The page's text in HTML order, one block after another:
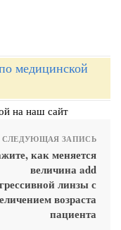
медицинской
на наш сайт
СЛЕДУЮЩАЯ ЗАПИСЬ
как меняется
величина add
линзы с
возраста
пациента